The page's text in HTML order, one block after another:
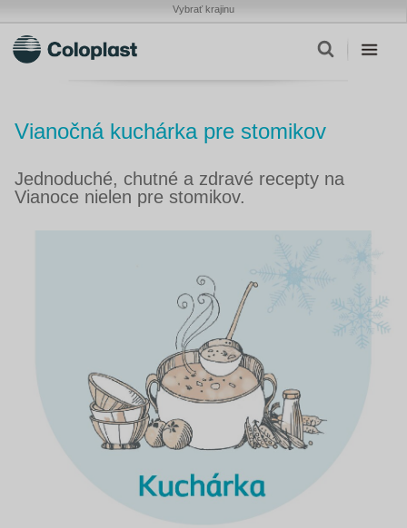
Vybrať krajinu
Vianočná kuchárka pre stomikov
Jednoduché, chutné a zdravé recepty na
Vianoce nielen pre stomikov.